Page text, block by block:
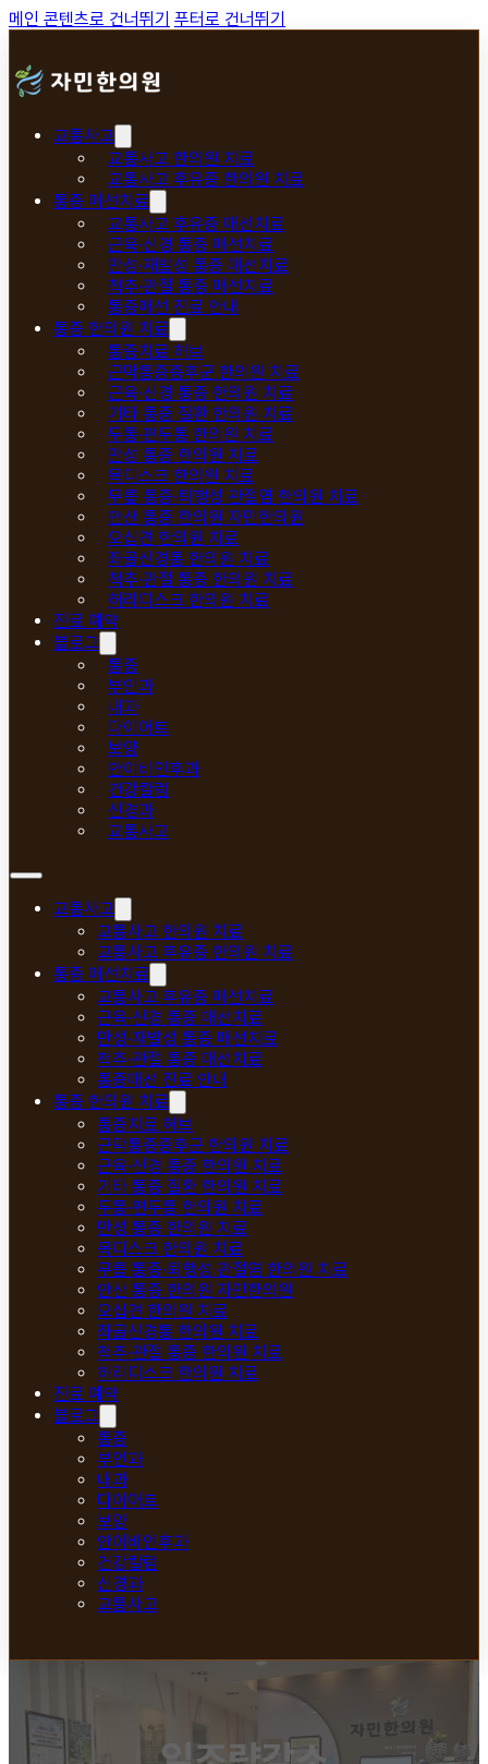
메인 콘텐츠로 건너뛰기 푸터로 건너뛰기
교통사고
교통사고 한의원 치료
교통사고 후유증 한의원 치료
통증 매선치료
교통사고 후유증 매선치료
근육·신경 통증 매선치료
만성·재발성 통증 매선치료
척추·관절 통증 매선치료
통증매선 진료 안내
통증 한의원 치료
통증치료 허브
근막통증증후군 한의원 치료
근육·신경 통증 한의원 치료
기타 통증 질환 한의원 치료
두통·편두통 한의원 치료
만성 통증 한의원 치료
목디스크 한의원 치료
무릎 통증·퇴행성 관절염 한의원 치료
안산 통증 한의원 자민한의원
오십견 한의원 치료
좌골신경통 한의원 치료
척추·관절 통증 한의원 치료
허리디스크 한의원 치료
진료 예약
블로그
통증
부인과
내과
다이어트
보양
안이비인후과
건강칼럼
신경과
교통사고
교통사고
교통사고 한의원 치료
교통사고 후유증 한의원 치료
통증 매선치료
교통사고 후유증 매선치료
근육·신경 통증 매선치료
만성·재발성 통증 매선치료
척추·관절 통증 매선치료
통증매선 진료 안내
통증 한의원 치료
통증치료 허브
근막통증증후군 한의원 치료
근육·신경 통증 한의원 치료
기타 통증 질환 한의원 치료
두통·편두통 한의원 치료
만성 통증 한의원 치료
목디스크 한의원 치료
무릎 통증·퇴행성 관절염 한의원 치료
안산 통증 한의원 자민한의원
오십견 한의원 치료
좌골신경통 한의원 치료
척추·관절 통증 한의원 치료
허리디스크 한의원 치료
진료 예약
블로그
통증
부인과
내과
다이어트
보양
안이비인후과
건강칼럼
신경과
교통사고